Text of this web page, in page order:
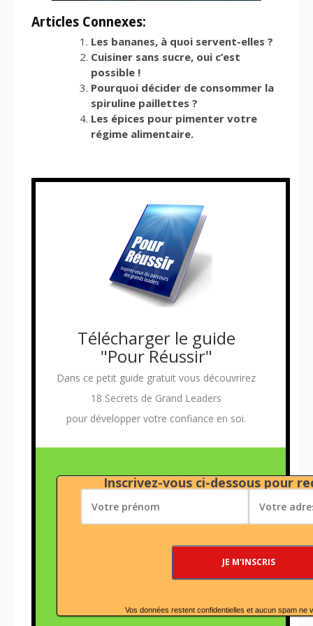
Articles Connexes:
Les bananes, à quoi servent-elles ?
Cuisiner sans sucre, oui c’est
possible !
Pourquoi décider de consommer la
spiruline paillettes ?
Les épices pour pimenter votre
régime alimentaire.
Télécharger le guide
"Pour Réussir"
Dans ce petit guide gratuit vous découvrirez
18 Secrets de Grand Leaders
pour développer votre confiance en soi.
Inscrivez-vous ci-dessous pour
Vos données restent confidentielles et aucun spam ne